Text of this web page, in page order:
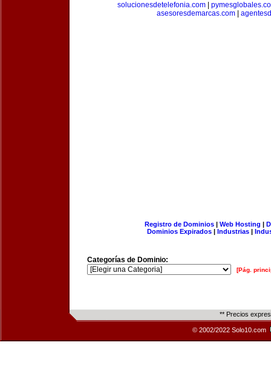
solucionesdetelefonia.com|
asesoresdemarcas.com
Registro de Dominios| Web Hosting |
Dominios Expirados | Industrias |
Categorías de Dominio:
[Pág.
** Precios
© 2002/2022 Solo10.com